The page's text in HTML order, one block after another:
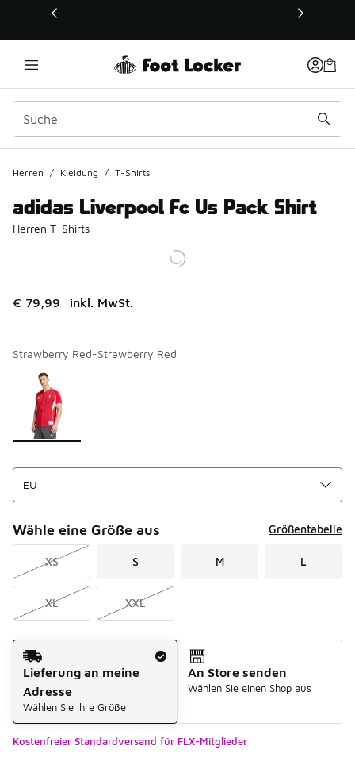
Dieser Link öffnet sich in einem neuen Fenster
Herren / Kleidung / T-Shirts
adidas Liverpool Fc Us Pack Shirt
Herren T-Shirts
€ 79,99 inkl. MwSt.
Strawberry Red-Strawberry Red
Seite 1 von 1 zeigt die Farben 1 bis 1 von 1 an.
Bitte wählen Sie einen Stil aus
Wähle eine Größe aus Größentabelle
XS S M L
XL XXL
Versandart
Lieferung an meine
Adresse
Wählen Sie Ihre Größe
An Store senden
Wählen Sie einen Shop aus
Kostenfreier Standardversand für FLX-Mitglieder